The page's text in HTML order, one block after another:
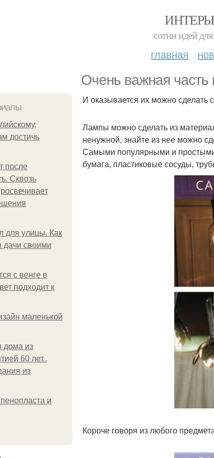
сотни идей
главная
Очень важная часть
достичь
после
Сквозь
для улицы. Как
дачи своими
с венге в
подходит к
маленькой
дома из
60 лет..
из
и
И оказывается их можно сделать
Лампы можно сделать из
ненужной, знайте из нее можно
Самыми популярными и
бумага, пластиковые сосуды,
Короче говоря из любого